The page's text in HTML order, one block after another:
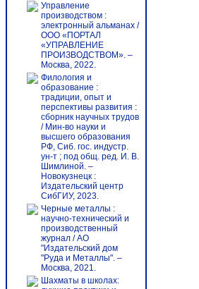
Управление
производством :
электронный альманах /
ООО «ПОРТАЛ
«УПРАВЛЕНИЕ
ПРОИЗВОДСТВОМ». –
Москва, 2022.
Филология и
образование :
традиции, опыт и
перспективы развития :
сборник научных трудов
/ Мин-во науки и
высшего образования
РФ, Сиб. гос. индустр.
ун-т ; под общ. ред. И. В.
Шимлиной. –
Новокузнецк :
Издательский центр
СибГИУ, 2023.
Черные металлы :
научно-технический и
производственный
журнал / АО
"Издательский дом
"Руда и Металлы". –
Москва, 2021.
Шахматы в школах: